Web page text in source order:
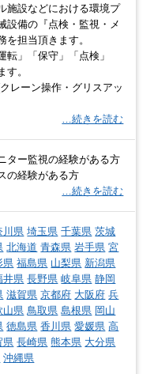
施設などにおける環境プ
設備の『点検・監視・メ
を担当頂きます。
転」「保守」「点検」
す。
レーン操作・グリスアッ
…続きを読む
ター監視の経験がある方
の経験がある方
…続きを読む
川県 埼玉県 千葉県 茨城
北海道 青森県 岩手県 宮
県 福島県 山梨県 新潟県
井県 長野県 岐阜県 静岡
滋賀県 京都府 大阪府 兵
山県 鳥取県 島根県 岡山
徳島県 香川県 愛媛県 高
県 長崎県 熊本県 大分県
沖縄県